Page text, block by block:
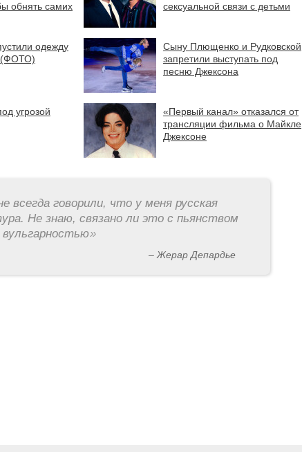
обнять самих
сексуальной связи с детьми
одежду
(ФОТО)
Сыну Плющенко и Рудковской
запретили выступать под
песню Джексона
угрозой
«Первый канал» отказался от
трансляции фильма о Майкле
Джексоне
всегда говорили, что у меня русская
Не знаю, связано ли это с пьянством
вульгарностью»
– Жерар Депардье